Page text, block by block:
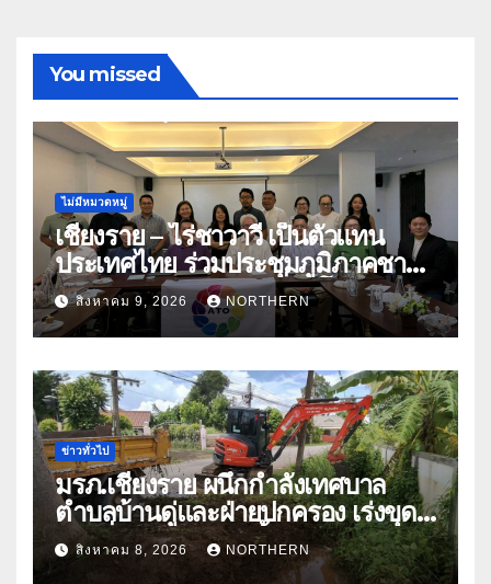
You missed
ไม่มีหมวดหมู่
เชียงราย – ไร่ชาวาวี เป็นตัวแทน
ประเทศไทย ร่วมประชุมภูมิภาคชา
อาเซียน ATO 2026 ที่อินโดนีเซีย
หารืออนาคตอุตสาหกรรมชา
ท่ามกลางความท้าทายโลก
สิงหาคม 9, 2026 NORTHERN
ข่าวทั่วไป
มรภ.เชียงราย ผนึกกำลังเทศบาล
ตำบลบ้านดู่และฝ่ายปกครอง เร่งขุด
ลอกสิ่งกีดขวางทางน้ำ ป้องกันและลด
ปัญหาน้ำท่วม
สิงหาคม 8, 2026 NORTHERN